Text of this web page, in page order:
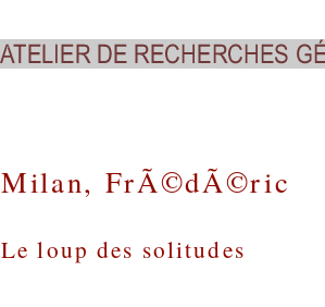
Milan, FrÃ©dÃ©ric
Le loup des solitudes